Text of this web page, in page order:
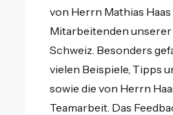
von Herrn Mathias
Mitarbeitenden
Schweiz. Besonders
vielen Beispiele, Tipps
sowie die von Herrn
Teamarbeit. Das